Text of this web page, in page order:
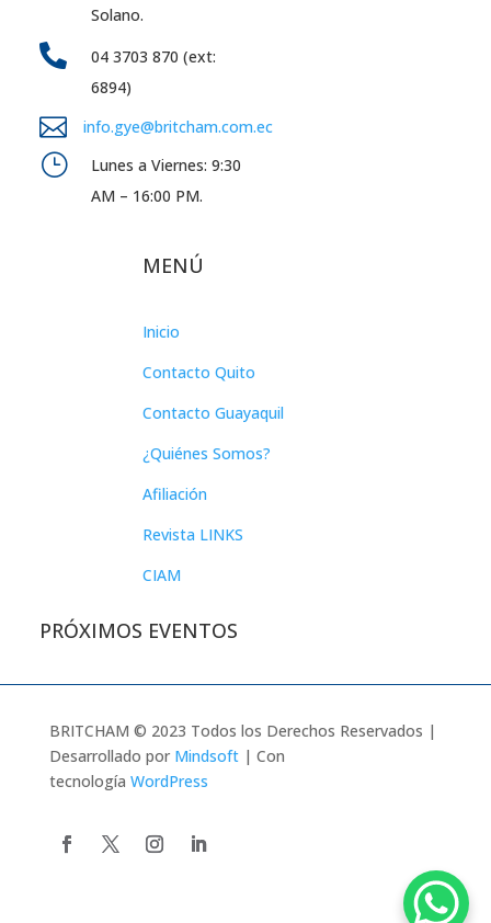
Solano.

04 3703 870 (ext:
6894)
 info.gye@britcham.com.ec
}
Lunes a Viernes: 9:30
AM – 16:00 PM.
MENÚ
Inicio
Contacto Quito
Contacto Guayaquil
¿Quiénes Somos?
Afiliación
Revista LINKS
CIAM
PRÓXIMOS EVENTOS
BRITCHAM © 2023 Todos los Derechos Reservados |
Desarrollado por Mindsoft| Con
tecnología WordPress